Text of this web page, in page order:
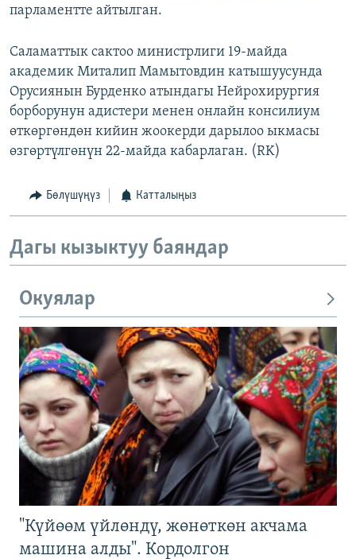
парламентте айтылган.
Саламаттык сактоо министрлиги 19-майда
академик Миталип Мамытовдин катышуусунда
Орусиянын Бурденко атындагы Нейрохирургия
борборунун адистери менен онлайн консилиум
өткөргөндөн кийин жоокерди дарылоо ыкмасы
өзгөртүлгөнүн 22-майда кабарлаган. (RK)
Бөлүшүңүз Катталыңыз
Дагы кызыктуу баяндар
Окуялар
"Күйөөм үйлөндү, жөнөткөн акчама
машина алды". Кордолгон